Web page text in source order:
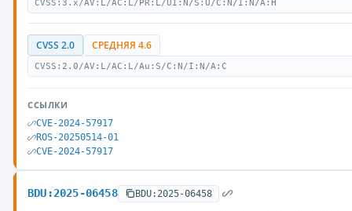
CVSS:3.x/AV:L/AC:L/PR:L/UI:N/S:U/C:N/I:N/A:H
CVSS 2.0 СРЕДНЯЯ 4.6
CVSS:2.0/AV:L/AC:L/Au:S/C:N/I:N/A:C
ССЫЛКИ
CVE-2024-57917
ROS-20250514-01
CVE-2024-57917
BDU:2025-06458 BDU:2025-06458